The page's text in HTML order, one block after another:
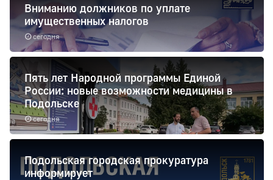
сегодня
Вниманию должников по уплате
имущественных налогов
сегодня
Пять лет Народной программы Единой
России: новые возможности медицины в
Подольске
Подольская городская прокуратура
информирует